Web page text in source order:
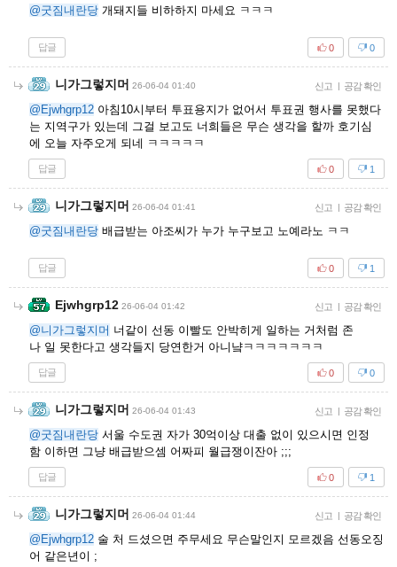
@굿짐내란당 개돼지들 비하하지 마세요 ㅋㅋㅋ
답글 0
0
니가그렇지머 26-06-04 01:40 신고 | 공감 확인
@Ejwhgrp12 아침10시부터 투표용지가 없어서 투표권 행사를 못했다
는 지역구가 있는데 그걸 보고도 너희들은 무슨 생각을 할까 호기심
에 오늘 자주오게 되네 ㅋㅋㅋㅋㅋ
답글 1
0
니가그렇지머 26-06-04 01:41 신고 | 공감 확인
@굿짐내란당 배급받는 아조씨가 누가 누구보고 노예라노 ㅋㅋ
답글 1
0
Ejwhgrp12 26-06-04 01:42 신고 | 공감 확인
@니가그렇지머 너같이 선동 이빨도 안박히게 일하는 거처럼 존
나 일 못한다고 생각들지 당연한거 아니냨ㅋㅋㅋㅋㅋㅋㅋ
답글 0
0
니가그렇지머 26-06-04 01:43 신고 | 공감 확인
@굿짐내란당 서울 수도권 자가 30억이상 대출 없이 있으시면 인정
함 이하면 그냥 배급받으셈 어짜피 월급쟁이잔아 ;;;
답글 1
0
니가그렇지머 26-06-04 01:44 신고 | 공감 확인
@Ejwhgrp12 술 처 드셨으면 주무세요 무슨말인지 모르겠음 선동오징
어 같은년이 ;